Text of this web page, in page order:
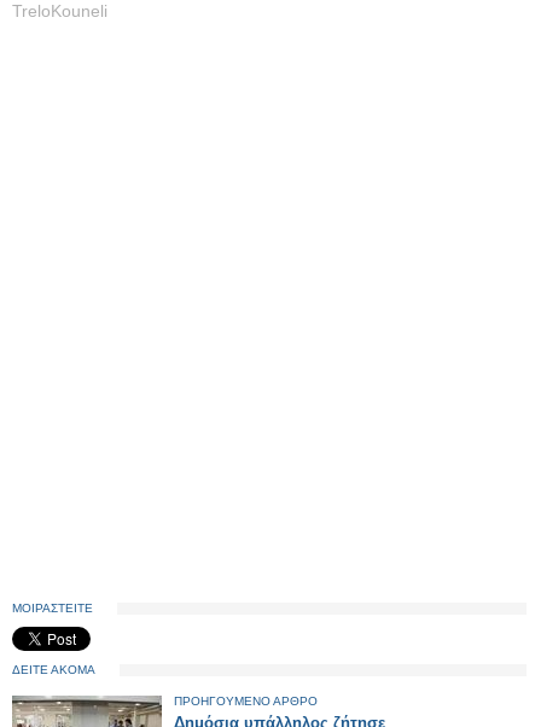
TreloKouneli
ΜΟΙΡΑΣΤΕΙΤΕ
ΔΕΙΤΕ ΑΚΟΜΑ
ΠΡΟΗΓΟΥΜΕΝΟ ΑΡΘΡΟ
Δημόσια υπάλληλος ζήτησε